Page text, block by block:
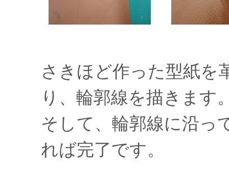
さきほど作った型紙を
り、輪郭線を描きます
そして、輪郭線に沿っ
れば完了です。